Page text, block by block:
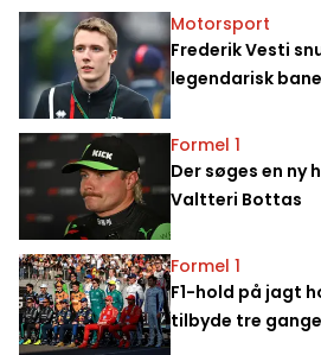
Motorsport
Frederik Vesti
legendarisk bane
Formel 1
Der søges en ny
Valtteri Bottas
Formel 1
F1-hold på jagt
tilbyde tre